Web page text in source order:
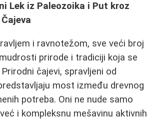
Lek iz Paleozoika i Put kroz
i ravnotežom, sve veći broj
prirode i tradiciji koja se
čajevi, spravljeni od
most između drevnog
potreba. Oni ne nude samo
i kompleksnu mešavinu aktivnih